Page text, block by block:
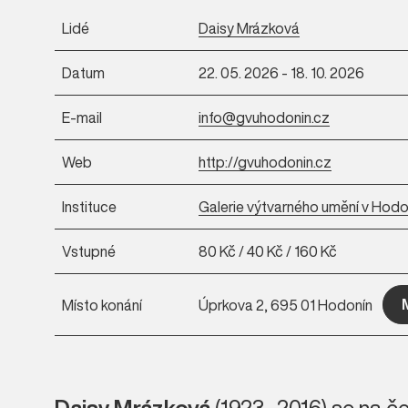
Lidé Daisy Mrázková
Datum 22. 05. 2026 - 18. 10. 2026
E-mail info@gvuhodonin.cz
Web http://gvuhodonin.cz
Instituce Galerie výtvarného umění v
Vstupné 80 Kč / 40 Kč / 160 Kč
Místo konání Úprkova 2, 695 01 Hodonín